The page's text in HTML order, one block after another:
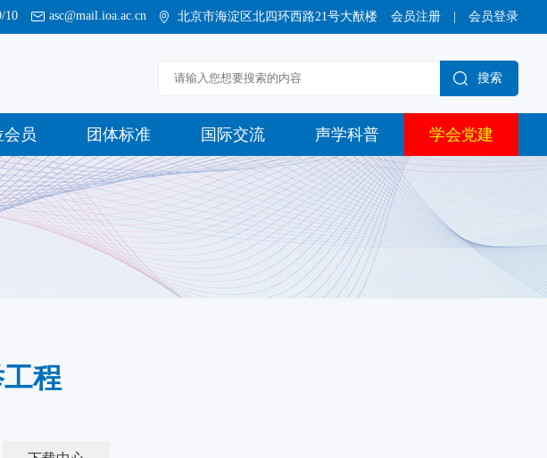
10 asc@mail.ioa.ac.cn 北京市海淀区北四环西路21号大猷楼 会员注册 会员登录
搜索
会员 团体标准 国际交流 声学科普 学会党建
程